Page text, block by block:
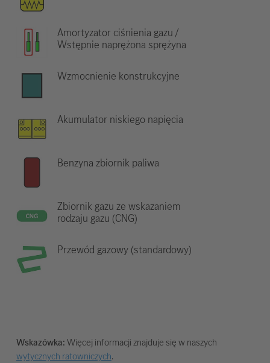
Amortyzator ciśnienia gazu /
Wstępnie naprężona sprężyna
Wzmocnienie konstrukcyjne
Akumulator niskiego napięcia
Benzyna zbiornik paliwa
Zbiornik gazu ze wskazaniem
rodzaju gazu (CNG)
Przewód gazowy (standardowy)
Wskazówka:Więcej informacji znajduje się w naszych
wytycznych ratowniczych.